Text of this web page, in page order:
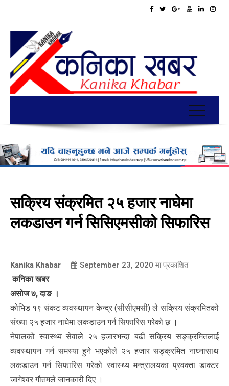
सक्रिय संक्रमित २५ हजार नाघेमा
लकडाउन गर्न सिसिएमसीको सिफारिस
Kanika Khabar September 23, 2020 मा प्रकाशित
कनिका खबर
असोज ७, दाङ ।
कोभिड १९ संकट व्यवस्थापन केन्द्र (सीसीएमसी) ले सक्रिय संक्रमितको
संख्या २५ हजार नाघेमा लकडाउन गर्न सिफारिस गरेको छ ।
नेपालको स्वास्थ्य सेवाले २५ हजारभन्दा बढी सक्रिय सङ्क्रमितलाई
व्यवस्थापन गर्न समस्या हुने भएकोले २५ हजार सङ्क्रमित नाघ्नासाथ
लकडाउन गर्न सिफारिस गरेको स्वास्थ्य मन्त्रालयका प्रवक्ता डाक्टर
जागेश्वर गौतमले जानकारी दिए ।